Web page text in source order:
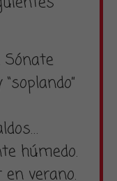
húmedo.
verano.